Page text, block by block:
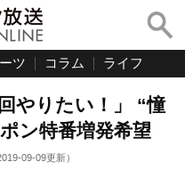
ツ コラム ライフ
やりたい！」 “憧
ン特番増発希望
09-09更新）